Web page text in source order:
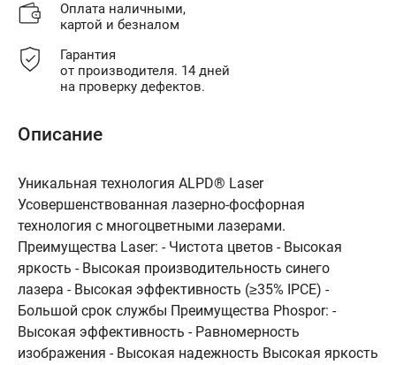
Оплата наличными,
картой и безналом
Гарантия
от производителя. 14 дней
на проверку дефектов.
Описание
Уникальная технология ALPD® Laser
Усовершенствованная лазерно-фосфорная
технология с многоцветными лазерами.
Преимущества Laser: - Чистота цветов - Высокая
яркость - Высокая производительность синего
лазера - Высокая эффективность (≥35% IPCE) -
Большой срок службы Преимущества Phospor: -
Высокая эффективность - Равномерность
изображения - Высокая надежность Высокая яркость